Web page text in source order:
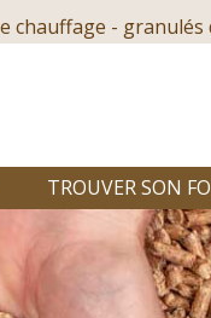
chauffage - granulés
TROUVER SON